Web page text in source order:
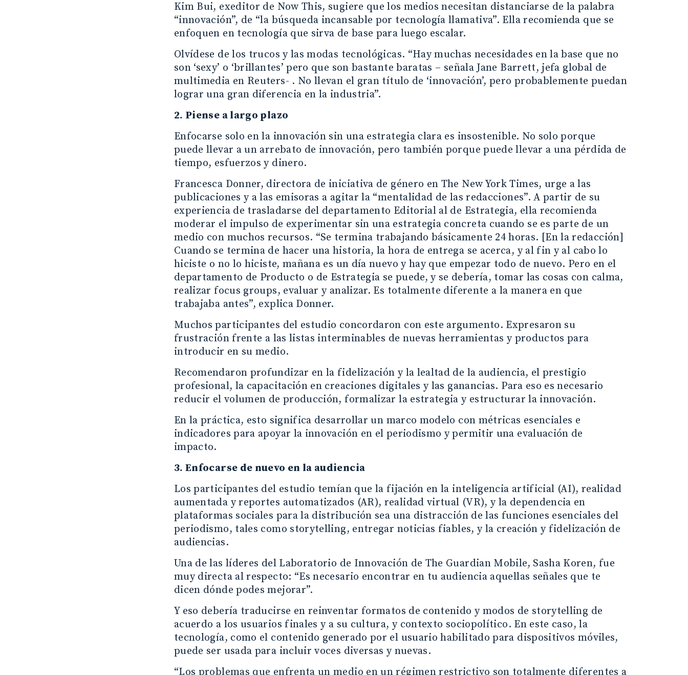
Kim Bui, exeditor de Now This, sugiere que los medios necesitan distanciarse de la palabra
“innovación”, de “la búsqueda incansable por tecnología llamativa”. Ella recomienda que se
enfoquen en tecnología que sirva de base para luego escalar.
Olvídese de los trucos y las modas tecnológicas. “Hay muchas necesidades en la base que no
son ‘sexy’ o ‘brillantes’ pero que son bastante baratas – señala Jane Barrett, jefa global de
multimedia en Reuters- . No llevan el gran título de ‘innovación’, pero probablemente puedan
lograr una gran diferencia en la industria”.
2. Piense a largo plazo
Enfocarse solo en la innovación sin una estrategia clara es insostenible. No solo porque
puede llevar a un arrebato de innovación, pero también porque puede llevar a una pérdida de
tiempo, esfuerzos y dinero.
Francesca Donner, directora de iniciativa de género en The New York Times, urge a las
publicaciones y a las emisoras a agitar la “mentalidad de las redacciones”. A partir de su
experiencia de trasladarse del departamento Editorial al de Estrategia, ella recomienda
moderar el impulso de experimentar sin una estrategia concreta cuando se es parte de un
medio con muchos recursos. “Se termina trabajando básicamente 24 horas. [En la redacción]
Cuando se termina de hacer una historia, la hora de entrega se acerca, y al fin y al cabo lo
hiciste o no lo hiciste, mañana es un día nuevo y hay que empezar todo de nuevo. Pero en el
departamento de Producto o de Estrategia se puede, y se debería, tomar las cosas con calma,
realizar focus groups, evaluar y analizar. Es totalmente diferente a la manera en que
trabajaba antes”, explica Donner.
Muchos participantes del estudio concordaron con este argumento. Expresaron su
frustración frente a las listas interminables de nuevas herramientas y productos para
introducir en su medio.
Recomendaron profundizar en la fidelización y la lealtad de la audiencia, el prestigio
profesional, la capacitación en creaciones digitales y las ganancias. Para eso es necesario
reducir el volumen de producción, formalizar la estrategia y estructurar la innovación.
En la práctica, esto significa desarrollar un marco modelo con métricas esenciales e
indicadores para apoyar la innovación en el periodismo y permitir una evaluación de
impacto.
3. Enfocarse de nuevo en la audiencia
Los participantes del estudio temían que la fijación en la inteligencia artificial (AI), realidad
aumentada y reportes automatizados (AR), realidad virtual (VR), y la dependencia en
plataformas sociales para la distribución sea una distracción de las funciones esenciales del
periodismo, tales como storytelling, entregar noticias fiables, y la creación y fidelización de
audiencias.
Una de las líderes del Laboratorio de Innovación de The Guardian Mobile, Sasha Koren, fue
muy directa al respecto: “Es necesario encontrar en tu audiencia aquellas señales que te
dicen dónde podes mejorar”.
Y eso debería traducirse en reinventar formatos de contenido y modos de storytelling de
acuerdo a los usuarios finales y a su cultura, y contexto sociopolítico. En este caso, la
tecnología, como el contenido generado por el usuario habilitado para dispositivos móviles,
puede ser usada para incluir voces diversas y nuevas.
“Los problemas que enfrenta un medio en un régimen restrictivo son totalmente diferentes a